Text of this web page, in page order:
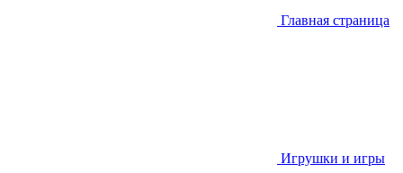
Главная страница
Игрушки и игры